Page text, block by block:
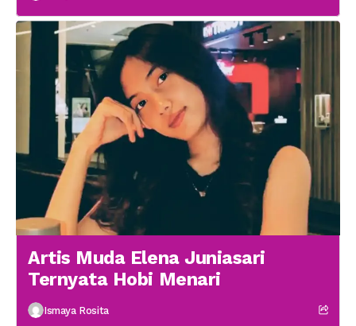
Artis Muda Elena Juniasari
Ternyata Hobi Menari
Ismaya Rosita